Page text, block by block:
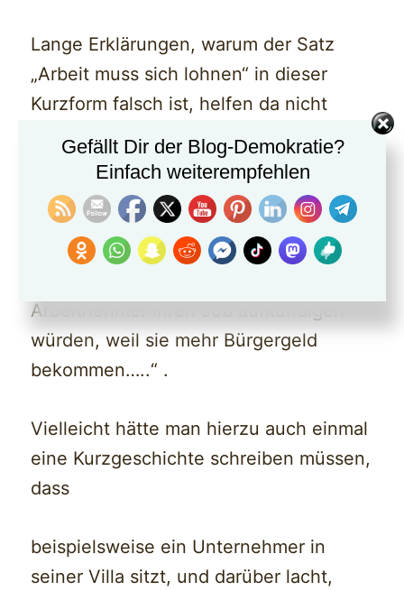
Lange Erklärungen, warum der Satz
„Arbeit muss sich lohnen“ in dieser
Kurzform falsch ist, helfen da nicht
Thema Bürgergeld:
Auch beim Bürgergeld gab es diverse
Arbeitnehmer ihren Job aufkündigen
würden, weil sie mehr Bürgergeld
bekommen…..“ .
Vielleicht hätte man hierzu auch einmal
eine Kurzgeschichte schreiben müssen,
dass
beispielsweise ein Unternehmer in
seiner Villa sitzt, und darüber lacht,
Gefällt Dir der Blog-Demokratie?
Einfach weiterempfehlen